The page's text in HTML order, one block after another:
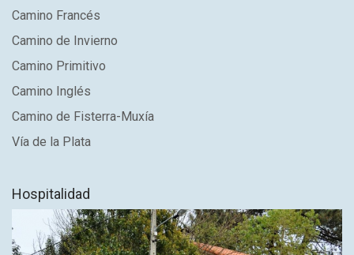
Camino Francés
Camino de Invierno
Camino Primitivo
Camino Inglés
Camino de Fisterra-Muxía
Vía de la Plata
Hospitalidad